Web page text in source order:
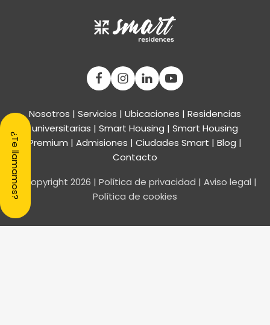
Nosotros | Servicios | Ubicaciones | Residencias
universitarias | Smart Housing | Smart Housing
Premium | Admisiones | Ciudades Smart | Blog |
Contacto
© Copyright 2026 | Política de privacidad | Aviso legal |
Política de cookies
¿Te llamamos?